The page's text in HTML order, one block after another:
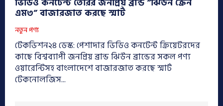
এম৩” বাজারজাত করছে স্মার্ট
নতুন পণ্য
টেকভিশন২৪ ডেস্ক: পেশাদার ভিডিও কনটেন্ট ক্রিয়েটরদের
কাছে বিশ্বব্যাপী জনপ্রিয় ব্রান্ড ঝিউন ব্রান্ডের সকল পণ্য
ওয়ারেন্টিসহ বাংলাদেশে বাজারজাত করছে স্মার্ট
টেকনোলজিস...